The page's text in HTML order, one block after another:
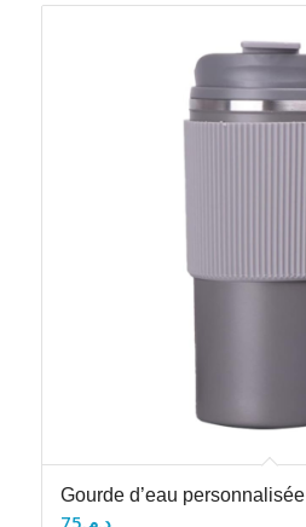
Gourde d’eau personnalisée